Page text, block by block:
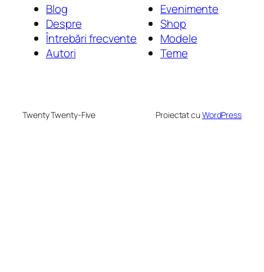
Blog
Despre
Întrebări frecvente
Autori
Evenimente
Shop
Modele
Teme
Twenty Twenty-Five Proiectat cuWordPress